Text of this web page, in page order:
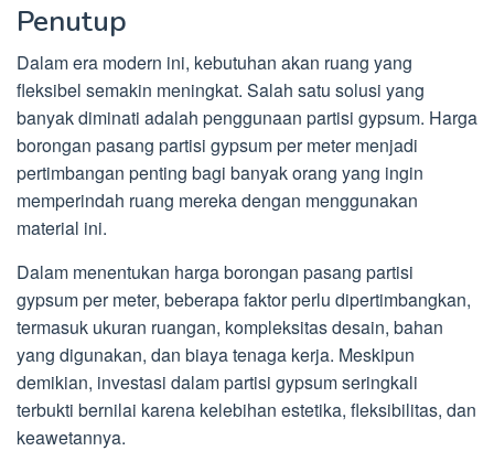
Penutup
Dalam era modern ini, kebutuhan akan ruang yang
fleksibel semakin meningkat. Salah satu solusi yang
banyak diminati adalah penggunaan partisi gypsum. Harga
borongan pasang partisi gypsum per meter menjadi
pertimbangan penting bagi banyak orang yang ingin
memperindah ruang mereka dengan menggunakan
material ini.
Dalam menentukan harga borongan pasang partisi
gypsum per meter, beberapa faktor perlu dipertimbangkan,
termasuk ukuran ruangan, kompleksitas desain, bahan
yang digunakan, dan biaya tenaga kerja. Meskipun
demikian, investasi dalam partisi gypsum seringkali
terbukti bernilai karena kelebihan estetika, fleksibilitas, dan
keawetannya.